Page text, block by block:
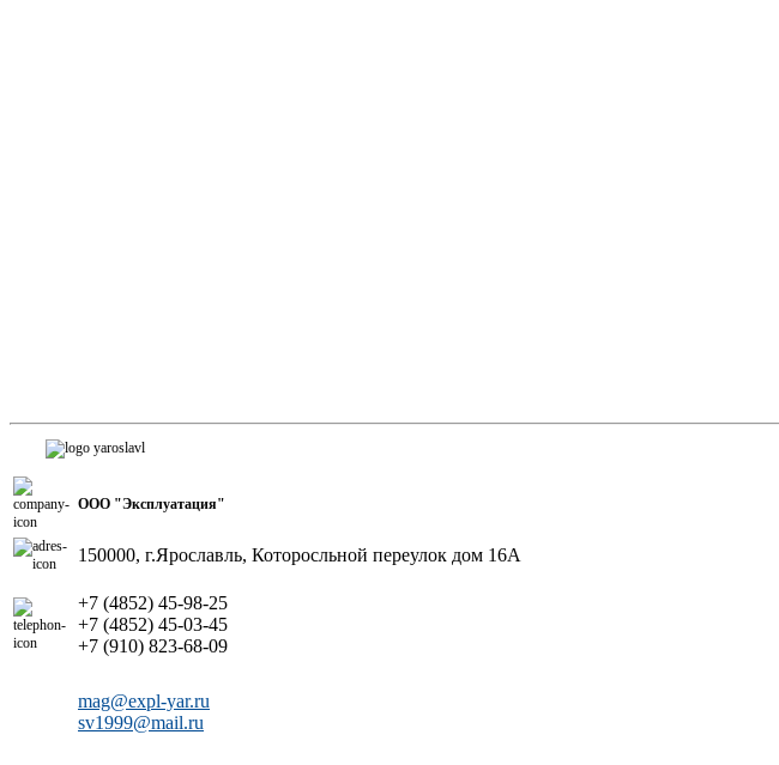
ООО "Эксплуатация"
150000, г.Ярославль, Которосльной переулок дом 16А
+7 (4852) 45-98-25
+7 (4852) 45-03-45
+7 (910) 823-68-09
mag@expl-yar.ru
sv1999@mail.ru